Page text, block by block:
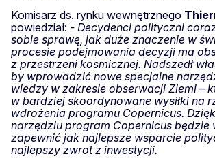
Komisarz ds. rynku wewnętrznego
powiedział: - Decydenci polityczni
sobie sprawę, jak duże znaczenie w
procesie podejmowania decyzji ma
z przestrzeni kosmicznej. Nadszedł
by wprowadzić nowe specjalne
wiedzy w zakresie obserwacji Ziemi –
w bardziej skoordynowane wysiłki na
wdrożenia programu Copernicus.
narzędziu program Copernicus będzie
zapewnić jak najlepsze wsparcie
najlepszy zwrot z inwestycji.